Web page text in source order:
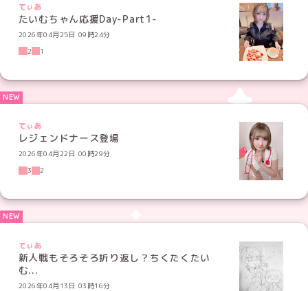
てぃあ
たいむちゃん応援Day-Part1-
2026年04月25日 09時24分
2
1
てぃあ
レジェンドナース登場
2026年04月22日 00時29分
3
2
てぃあ
新人戦もそろそろ折り返し？ちくたくたい
む...
2026年04月13日 03時16分